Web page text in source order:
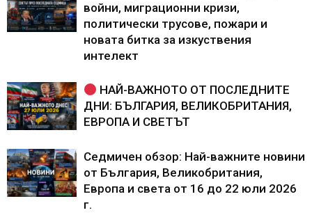
войни, миграционни кризи,
политически трусове, пожари и
новата битка за изкуствения
интелект
НАЙ-ВАЖНОТО ОТ ПОСЛЕДНИТЕ
ДНИ: БЪЛГАРИЯ, ВЕЛИКОБРИТАНИЯ,
ЕВРОПА И СВЕТЪТ
Седмичен обзор: Най-важните новини
от България, Великобритания,
Европа и света от 16 до 22 юли 2026
г.